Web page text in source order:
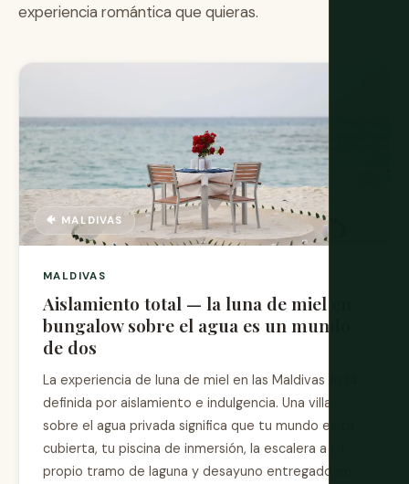
experiencia romántica que quieras.
🐠 MALDIVAS
MALDIVAS
Aislamiento total — la luna de miel en
bungalow sobre el agua es un mundo
de dos
La experiencia de luna de miel en las Maldivas está
definida por aislamiento e indulgencia. Una villa
sobre el agua privada significa que tu mundo es tu
cubierta, tu piscina de inmersión, la escalera a tu
propio tramo de laguna y desayuno entregado en